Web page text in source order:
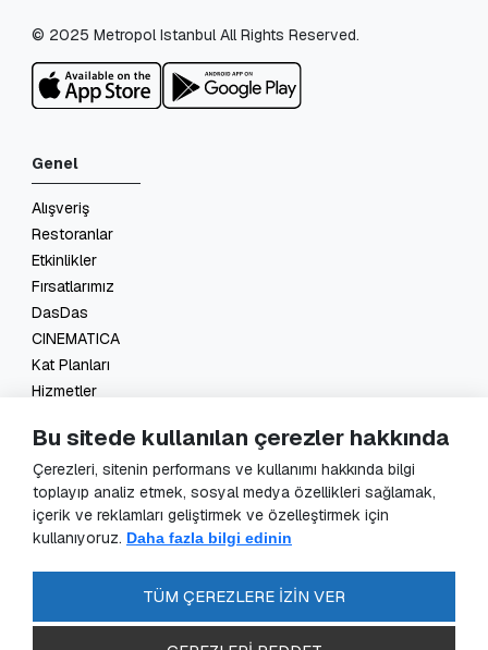
© 2025 Metropol Istanbul All Rights Reserved.
Genel
Alışveriş
Restoranlar
Etkinlikler
Fırsatlarımız
DasDas
CINEMATICA
Kat Planları
Hizmetler
KVKK Başvuru
KVKK Aydınlatma Metni
Veri Sorumlusu Başvuru Formu
Güvenlik Kameraları Aydınlatma Metni
SSS
Bu sitede kullanılan çerezler hakkında
Çerezleri, sitenin performans ve kullanımı hakkında bilgi
toplayıp analiz etmek, sosyal medya özellikleri sağlamak,
içerik ve reklamları geliştirmek ve özelleştirmek için
kullanıyoruz. Daha fazla bilgi edinin
TÜM ÇEREZLERE İZİN VER